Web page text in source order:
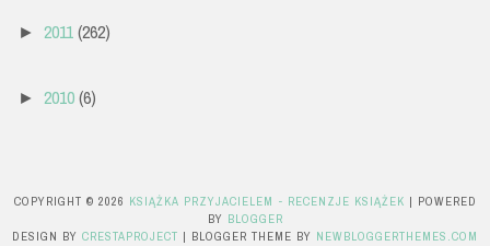
► 2011(262)
► 2010(6)
COPYRIGHT © 2026 KSIĄŻKA PRZYJACIELEM - RECENZJE KSIĄŻEK | POWERED
BY BLOGGER
DESIGN BY CRESTAPROJECT | BLOGGER THEME BY NEWBLOGGERTHEMES.COM